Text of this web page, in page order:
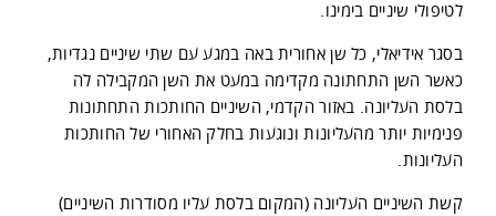
לטיפולי שיניים בימינו.
בסגר אידיאלי, כל שן אחורית באה במגע עם שתי שיניים נגדיות,
כאשר השן התחתונה מקדימה במעט את השן המקבילה לה
בלסת העליונה. באזור הקדמי, השיניים החותכות התחתונות
פנימיות יותר מהעליונות ונוגעות בחלק האחורי של החותכות
העליונות.
קשת השיניים העליונה (המקום בלסת עליו מסודרות השיניים)